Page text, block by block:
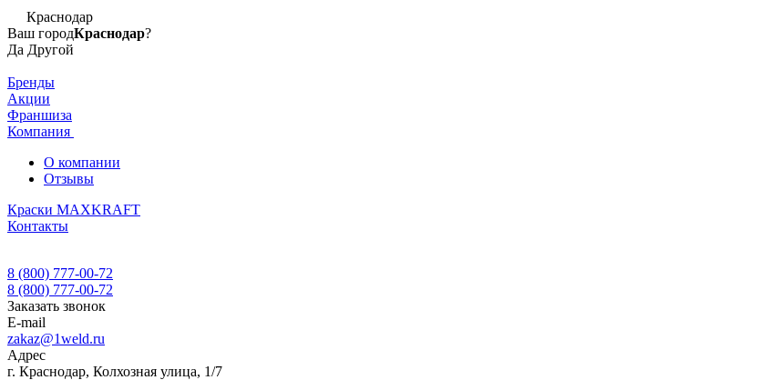
Краснодар
Ваш городКраснодар?
Да Другой
Бренды
Акции
Франшиза
Компания
О компании
Отзывы
Краски MAXKRAFT
Контакты
8 (800) 777-00-72
8 (800) 777-00-72
Заказать звонок
E-mail
zakaz@1weld.ru
Адрес
г. Краснодар, Колхозная улица, 1/7